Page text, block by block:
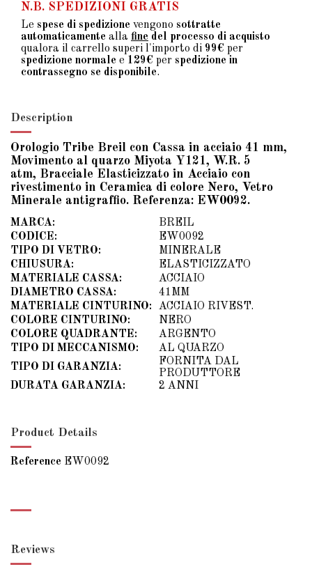
N.B. SPEDIZIONI GRATIS
Le spese di spedizione vengono sottratte
automaticamente alla fine del processo di acquisto
qualora il carrello superi l'importo di 99€ per
spedizione normale e 129€ per spedizione in
contrassegno se disponibile.
Description
Orologio Tribe Breil con Cassa in acciaio 41 mm,
Movimento al quarzo Miyota Y121, W.R. 5
atm, Bracciale Elasticizzato in Acciaio con
rivestimento in Ceramica di colore Nero, Vetro
Minerale antigraffio. Referenza: EW0092.
MARCA:
BREIL
CODICE:
EW0092
TIPO DI VETRO:
MINERALE
CHIUSURA:
ELASTICIZZATO
MATERIALE CASSA:
ACCIAIO
DIAMETRO CASSA:
41MM
MATERIALE CINTURINO:
ACCIAIO RIVEST.
COLORE CINTURINO:
NERO
COLORE QUADRANTE:
ARGENTO
TIPO DI MECCANISMO:
AL QUARZO
TIPO DI GARANZIA:
FORNITA DAL
PRODUTTORE
DURATA GARANZIA:
2 ANNI
Product Details
Reference EW0092
Reviews